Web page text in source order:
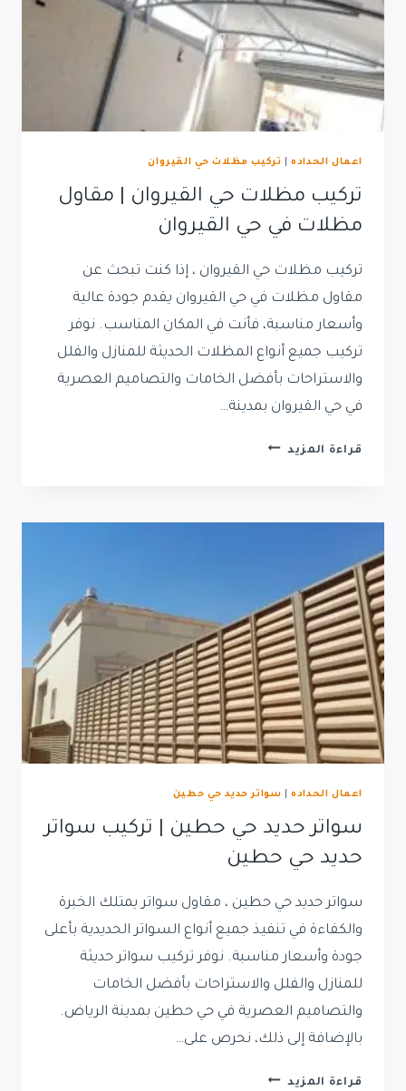
النخيل
اعمال الحداده| تركيب مظلات حي القيروان
تركيب مظلات حي القيروان | مقاول
مظلات في حي القيروان
تركيب مظلات حي القيروان ، إذا كنت تبحث عن
مقاول مظلات في حي القيروان يقدم جودة عالية
وأسعار مناسبة، فأنت في المكان المناسب. نوفر
تركيب جميع أنواع المظلات الحديثة للمنازل والفلل
والاستراحات بأفضل الخامات والتصاميم العصرية
في حي القيروان بمدينة…
قراءة المزيد تركيب
في
حي
القيروان
اعمال الحداده| سواتر حديد حي حطين
سواتر حديد حي حطين | تركيب سواتر
حديد حي حطين
سواتر حديد حي حطين ، مقاول سواتر يمتلك الخبرة
والكفاءة في تنفيذ جميع أنواع السواتر الحديدية بأعلى
جودة وأسعار مناسبة. نوفر تركيب سواتر حديثة
للمنازل والفلل والاستراحات بأفضل الخامات
والتصاميم العصرية في حي حطين بمدينة الرياض.
بالإضافة إلى ذلك، نحرص على…
قراءة المزيد سواتر